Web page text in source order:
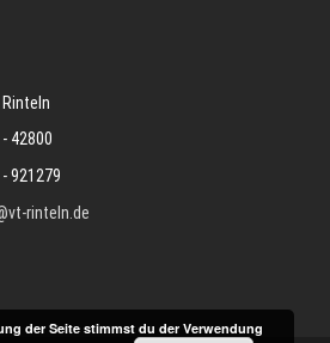
42800
921279
rinteln.de
der Seite stimmst du der Verwendung